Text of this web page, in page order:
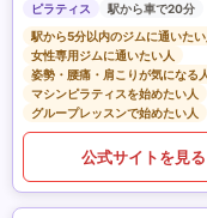
ピラティス
駅から車で20分
駅から5分以内のジムに通いたい
女性専用ジムに通いたい人
姿勢・腰痛・肩こりが気になる
マシンピラティスを始めたい人
グループレッスンで始めたい人
公式サイトを見る